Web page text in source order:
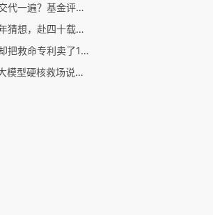
科研人请个假，得先把人生交代一遍？基金评审中我能拒绝自我披露吗？
数学家汤涛专访王虹：破百年猜想，赴四十载之约
他因诺奖和搭档至死决裂，却把救命专利卖了1美元
美国闭源AI失控闯祸，中国大模型硬核救场说明了什么？